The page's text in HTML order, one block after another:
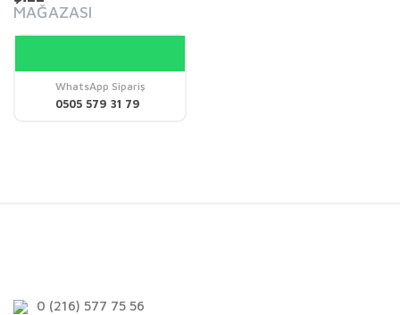
MAĞAZASI
WhatsApp Sipariş
0505 579 31 79
0 (216) 577 75 56